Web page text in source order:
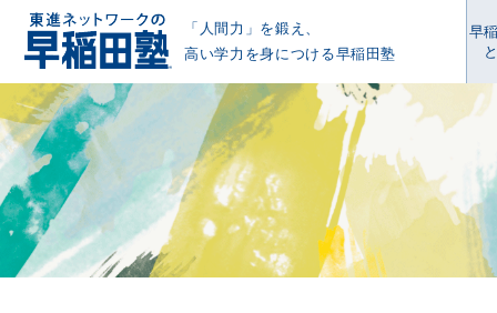
「人間力」を鍛え、
高い学力を身につける早稲田塾
早